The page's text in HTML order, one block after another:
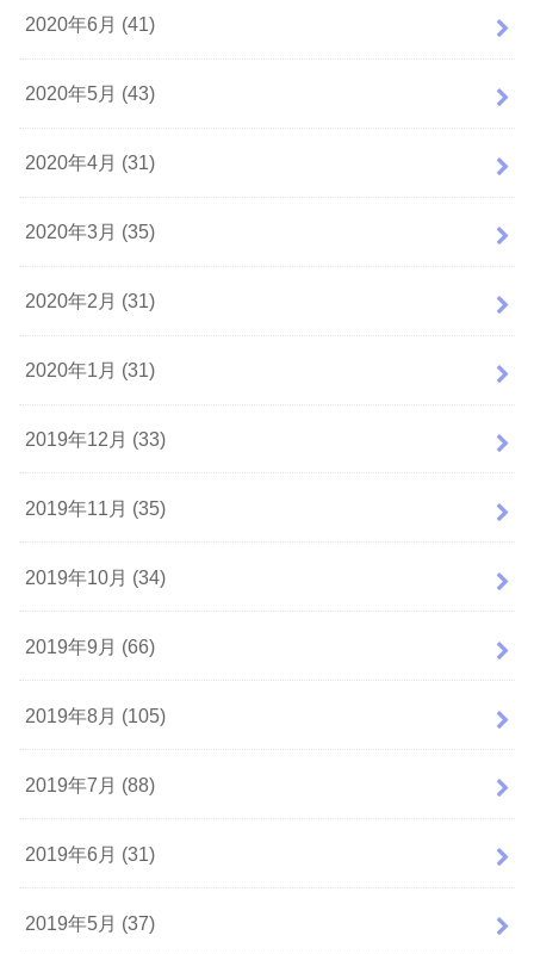
2020年6月 (41)
2020年5月 (43)
2020年4月 (31)
2020年3月 (35)
2020年2月 (31)
2020年1月 (31)
2019年12月 (33)
2019年11月 (35)
2019年10月 (34)
2019年9月 (66)
2019年8月 (105)
2019年7月 (88)
2019年6月 (31)
2019年5月 (37)